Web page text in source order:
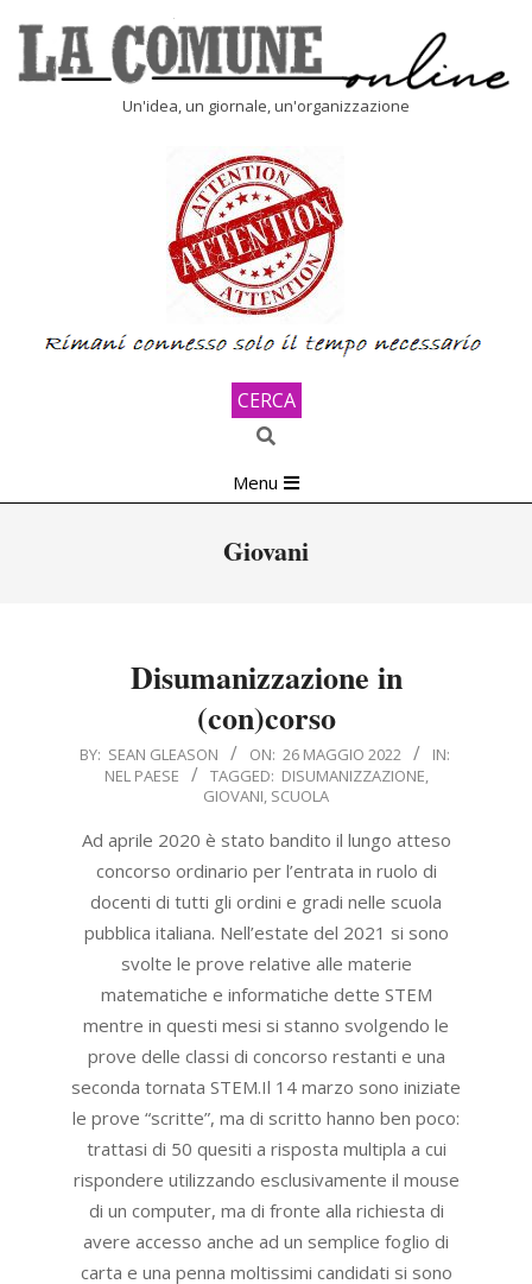
content
Un'idea, un giornale, un'organizzazione
CERCA
Search
Navigation
Menu
Giovani
Disumanizzazione in
(con)corso
2022-
BY: SEAN GLEASON ON: 26 MAGGIO 2022
IN:
NEL PAESE
TAGGED: DISUMANIZZAZIONE,
GIOVANI, SCUOLA
Ad aprile 2020 è stato bandito il lungo atteso
concorso ordinario per l’entrata in ruolo di
docenti di tutti gli ordini e gradi nelle scuola
pubblica italiana. Nell’estate del 2021 si sono
svolte le prove relative alle materie
matematiche e informatiche dette STEM
mentre in questi mesi si stanno svolgendo le
prove delle classi di concorso restanti e una
seconda tornata STEM.Il 14 marzo sono iniziate
le prove “scritte”, ma di scritto hanno ben poco:
trattasi di 50 quesiti a risposta multipla a cui
rispondere utilizzando esclusivamente il mouse
di un computer, ma di fronte alla richiesta di
avere accesso anche ad un semplice foglio di
carta e una penna moltissimi candidati si sono